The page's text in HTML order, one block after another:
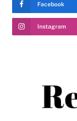
Facebook
Instagram